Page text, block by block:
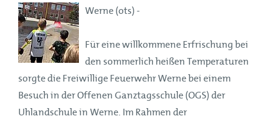
Werne (ots) -
Für eine willkommene Erfrischung bei
den sommerlich heißen Temperaturen
sorgte die Freiwillige Feuerwehr Werne bei einem
Besuch in der Offenen Ganztagsschule (OGS) der
Uhlandschule in Werne. Im Rahmen der